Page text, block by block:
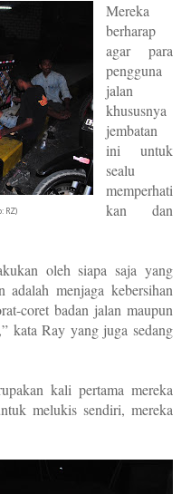
RZ)
Mereka
berharap
agar para
pengguna
jalan
khususnya
jembatan
ini untuk
sealu
memperhati
kan dan
oleh siapa saja yang
adalah menjaga kebersihan
coret badan jalan maupun
kata Ray yang juga sedang
kali pertama mereka
melukis sendiri, mereka